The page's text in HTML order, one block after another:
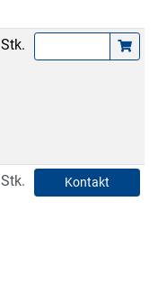
Kontakt